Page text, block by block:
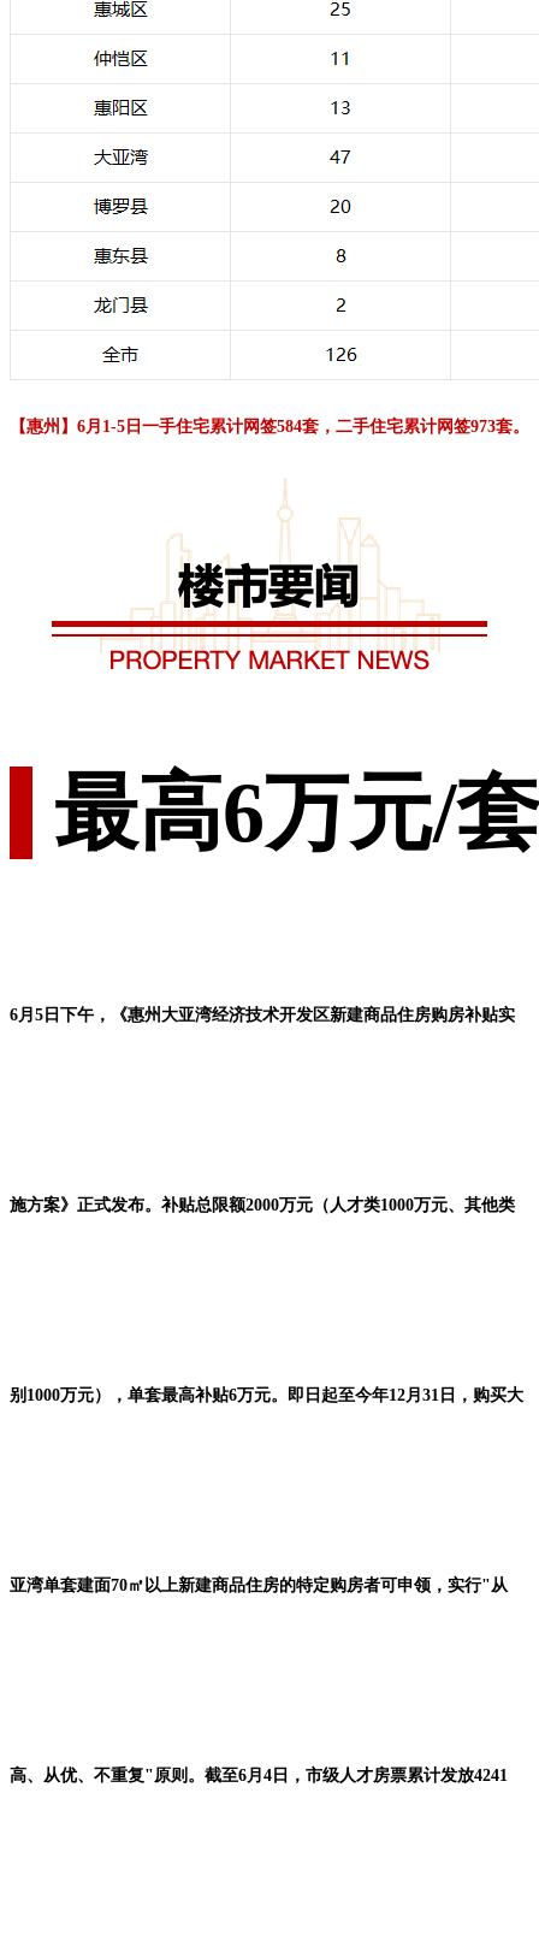
【惠州】6月1-5日一手住宅累计网签584套，二手住宅累计网签973套。
最高6万元/
6月5日下午，《惠州大亚湾经济技术开发区新建商品住房购房补贴实
施方案》正式发布。补贴总限额2000万元（人才类1000万元、其他类
别1000万元），单套最高补贴6万元。即日起至今年12月31日，购买大
亚湾单套建面70㎡以上新建商品住房的特定购房者可申领，实行"从
高、从优、不重复"原则。截至6月4日，市级人才房票累计发放4241